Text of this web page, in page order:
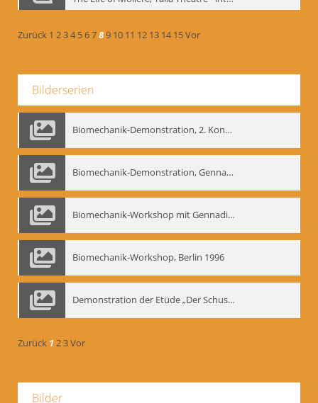
Zurück 1 234 56789 10 11 12 13 14 15Vor
Bilderserien
Biomechanik-Demonstration, 2. Kongress der EMF, Mai 1995
Biomechanik-Demonstration, Gennadij Bogdanow im Berliner Ensemble, 04.10.1991
Biomechanik-Workshop mit Gennadij Nikolajewitsch Bogdanow im Mime Centrum Berlin, 1991
Biomechanik-Workshop, Berlin 1996
Demonstration der Etüde „Der Schuss mit dem Bogen“ durch Gennadij Nikolajewitsch Bogdanow, Berlin 1991
Zurück 123Vor
Bilder